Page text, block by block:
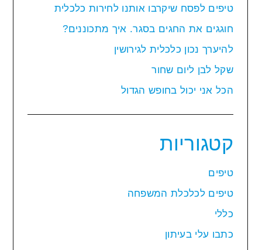
טיפים לפסח שיקרבו אותנו לחירות כלכלית
חוגגים את החגים בסגר. איך מתכוננים?
להיערך נכון כלכלית לגירושין
שקל לבן ליום שחור
הכל אני יכול בחופש הגדול
קטגוריות
טיפים
טיפים לכלכלת המשפחה
כללי
כתבו עלי בעיתון